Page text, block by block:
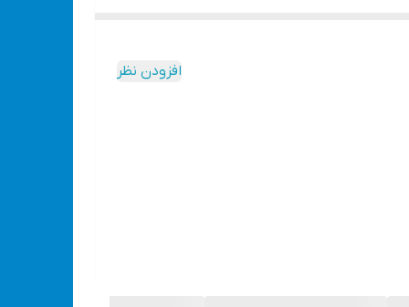
افزودن نظر